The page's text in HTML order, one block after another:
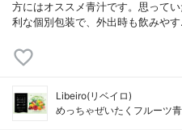
方にはオススメ青汁です。思って
利な個別包装で、外出時も飲みや
Libeiro(リベイロ)
めっちゃぜいたくフルーツ